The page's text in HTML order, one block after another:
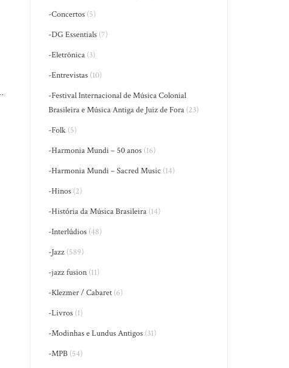
-Concertos (5)
-DG Essentials (7)
-Eletrônica (3)
-Entrevistas (10)
-Festival Internacional de Música Colonial
Brasileira e Música Antiga de Juiz de Fora (23)
-Folk (5)
-Harmonia Mundi – 50 anos (16)
-Harmonia Mundi – Sacred Music (14)
-Hinos (2)
-História da Música Brasileira (14)
-Interlúdios (48)
-Jazz (589)
-jazz fusion (11)
-Klezmer / Cabaret (6)
-Livros (1)
-Modinhas e Lundus Antigos (31)
-MPB (54)